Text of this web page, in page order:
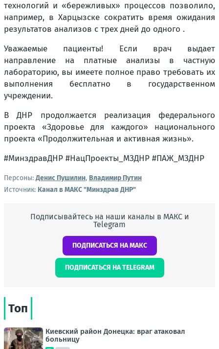
технологий и «бережливых» процессов позволило,
например, в Харцызске сократить время ожидания
результатов анализов с трех дней до одного .
Уважаемые пациенты! Если врач выдает
направление на платные анализы в частную
лабораторию, вы имеете полное право требовать их
выполнения бесплатно в государственном
учреждении.
В ДНР продолжается реализация федерального
проекта «Здоровье для каждого» национального
проекта «Продолжительная и активная жизнь».
#МинздравДНР #НацПроекты_МЗДНР #ПАЖ_МЗДНР
Персоны: Денис Пушилин, Владимир Путин
Источник: Канал в МАКС "Минздрав ДНР"
Подписывайтесь на наши каналы в МАКС и
Telegram
ПОДПИСАТЬСЯ НА МАКС
ПОДПИСАТЬСЯ НА TELEGRAM
Топ
Киевский район Донецка: враг атаковал
больницу